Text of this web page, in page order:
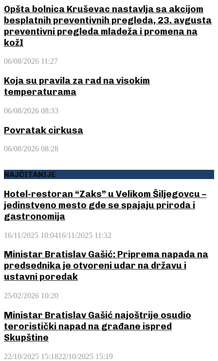
Opšta bolnica Kruševac nastavlja sa akcijom
besplatnih preventivnih pregleda, 23. avgusta
preventivni pregleda mladeža i promena na
kožI
06/08/2026 11:27
Koja su pravila za rad na visokim
temperaturama
06/08/2026 08:33
Povratak cirkusa
06/08/2026 08:28
NAJČITANIJE
Hotel-restoran “Zaks” u Velikom Šiljegovcu –
jedinstveno mesto gde se spajaju priroda i
gastronomija
16/11/2025 10:0416/11/2025 11:32
Ministar Bratislav Gašić: Priprema napada na
predsednika je otvoreni udar na državu i
ustavni poredak
25/02/2026 10:20
Ministar Bratislav Gašić najoštrije osudio
teroristički napad na građane ispred
Skupštine
22/10/2025 15:1822/10/2025 15:19